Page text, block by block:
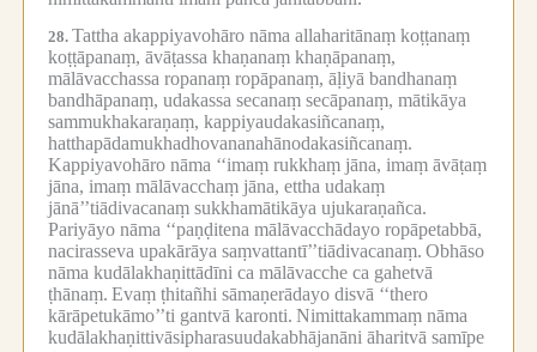
28. Tattha akappiyavohāro nāma allaharitānaṃ koṭṭanaṃ
koṭṭāpanaṃ, āvāṭassa khaṇanaṃ khaṇāpanaṃ,
mālāvacchassa ropanaṃ ropāpanaṃ, āḷiyā bandhanaṃ
bandhāpanaṃ, udakassa secanaṃ secāpanaṃ, mātikāya
sammukhakaraṇaṃ, kappiyaudakasiñcanaṃ,
hatthapādamukhadhovananahānodakasiñcanaṃ.
Kappiyavohāro nāma ‘‘imaṃ rukkhaṃ jāna, imaṃ āvāṭaṃ
jāna, imaṃ mālāvacchaṃ jāna, ettha udakaṃ
jānā’’tiādivacanaṃ sukkhamātikāya ujukaraṇañca.
Pariyāyo nāma ‘‘paṇḍitena mālāvacchādayo ropāpetabbā,
nacirasseva upakārāya saṃvattantī’’tiādivacanaṃ. Obhāso
nāma kudālakhaṇittādīni ca mālāvacche ca gahetvā
ṭhānaṃ. Evaṃ ṭhitañhi sāmaṇerādayo disvā ‘‘thero
kārāpetukāmo’’ti gantvā karonti. Nimittakammaṃ nāma
kudālakhaṇittivāsipharasuudakabhājanāni āharitvā samīpe